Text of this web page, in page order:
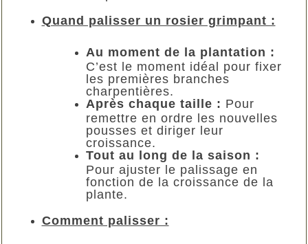
Quand palisser un rosier grimpant :
Au moment de la plantation :
C’est le moment idéal pour fixer
les premières branches
charpentières.
Après chaque taille : Pour
remettre en ordre les nouvelles
pousses et diriger leur
croissance.
Tout au long de la saison :
Pour ajuster le palissage en
fonction de la croissance de la
plante.
Comment palisser :